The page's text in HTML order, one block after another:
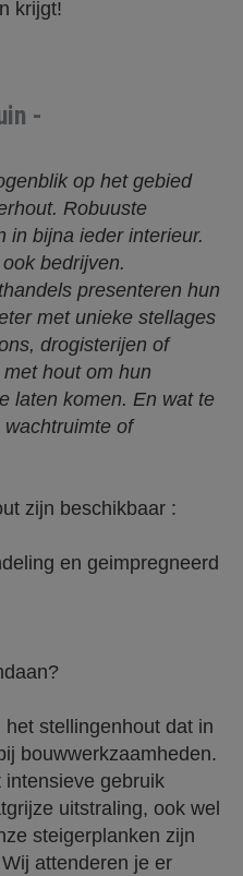
krijgt!
-
op het gebied
Robuuste
in bijna ieder interieur.
bedrijven.
presenteren hun
met unieke stellages
drogisterijen of
hout om hun
laten komen. En wat te
of
zijn beschikbaar :
en geimpregneerd
stellingenhout dat in
bouwwerkzaamheden.
gebruik
uitstraling, ook wel
steigerplanken zijn
attenderen je er